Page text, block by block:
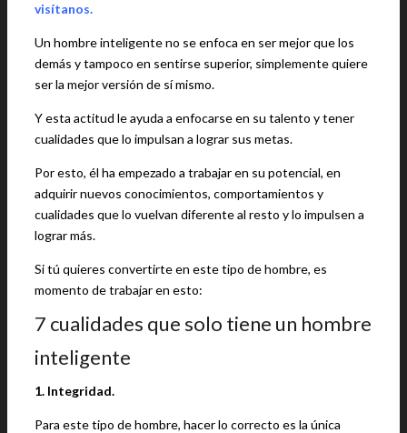
visítanos.
Un hombre inteligente no se enfoca en ser mejor que los
demás y tampoco en sentirse superior, simplemente quiere
ser la mejor versión de sí mismo.
Y esta actitud le ayuda a enfocarse en su talento y tener
cualidades que lo impulsan a lograr sus metas.
Por esto, él ha empezado a trabajar en su potencial, en
adquirir nuevos conocimientos, comportamientos y
cualidades que lo vuelvan diferente al resto y lo impulsen a
lograr más.
Si tú quieres convertirte en este tipo de hombre, es
momento de trabajar en esto:
7 cualidades que solo tiene un hombre
inteligente
1. Integridad.
Para este tipo de hombre, hacer lo correcto es la única